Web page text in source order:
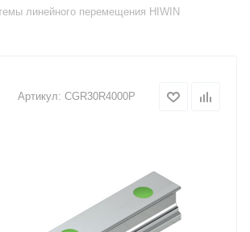
линейного перемещения HIWIN
Артикул: CGR30R4000P